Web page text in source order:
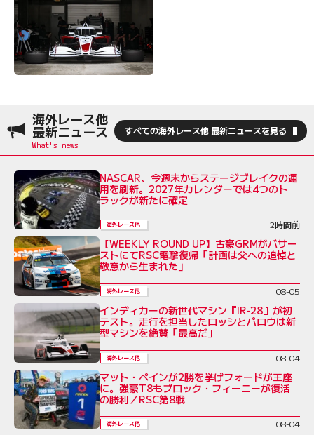
海外レース他
最新ニュース すべての海外レース他 最新ニュースを見る
NASCAR、今週末からステージブレイクの運
用を刷新。2027年カレンダーでは4つのト
ラックが新たに確定
海外レース他 2時間前
【WEEKLY ROUND UP】古豪GRMがバサー
ストにてRSC電撃復帰「計画は父への追悼と
敬意から生まれた」
海外レース他 08-05
インディカーの新世代マシン『IR-28』が初
テスト。走行を担当したロッシとパロウは新
型マシンを絶賛「最高だ」
海外レース他 08-04
マット・ペインが2勝を挙げフォードが王座
に。強豪T8もブロック・フィーニーが復活
の勝利／RSC第8戦
海外レース他 08-04